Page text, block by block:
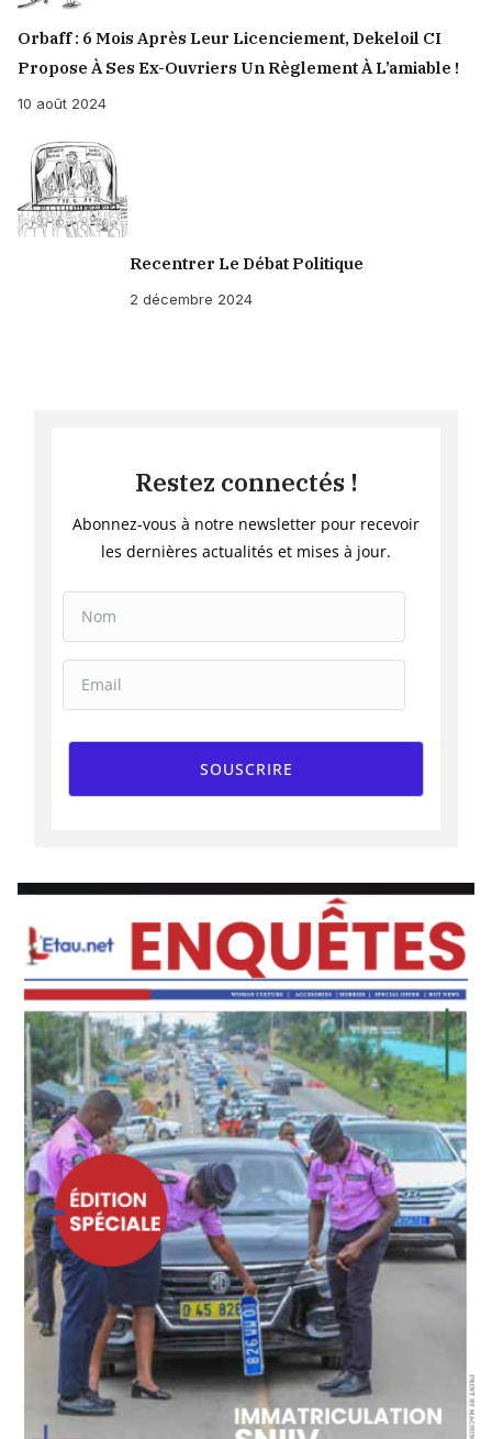
Orbaff : 6 Mois Après Leur Licenciement, Dekeloil CI
Propose À Ses Ex-Ouvriers Un Règlement À L’amiable !
10 août 2024
Recentrer Le Débat Politique
2 décembre 2024
Restez connectés !
Abonnez-vous à notre newsletter pour recevoir
les dernières actualités et mises à jour.
SOUSCRIRE